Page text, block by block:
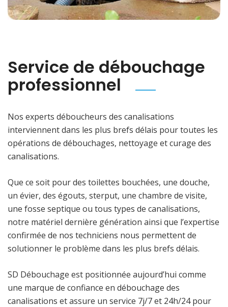
Service de débouchage
professionnel
Nos experts déboucheurs des canalisations
interviennent dans les plus brefs délais pour toutes les
opérations de débouchages, nettoyage et curage des
canalisations.
Que ce soit pour des toilettes bouchées, une douche,
un évier, des égouts, sterput, une chambre de visite,
une fosse septique ou tous types de canalisations,
notre matériel dernière génération ainsi que l’expertise
confirmée de nos techniciens nous permettent de
solutionner le problème dans les plus brefs délais.
SD Débouchage est positionnée aujourd’hui comme
une marque de confiance en débouchage des
canalisations et assure un service 7j/7 et 24h/24 pour